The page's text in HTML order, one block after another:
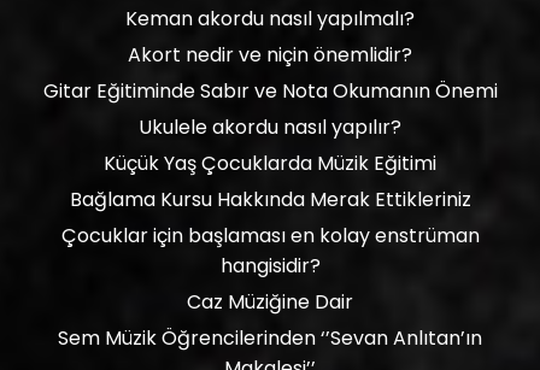
Keman akordu nasıl yapılmalı?
Akort nedir ve niçin önemlidir?
Gitar Eğitiminde Sabır ve Nota Okumanın Önemi
Ukulele akordu nasıl yapılır?
Küçük Yaş Çocuklarda Müzik Eğitimi
Bağlama Kursu Hakkında Merak Ettikleriniz
Çocuklar için başlaması en kolay enstrüman
hangisidir?
Caz Müziğine Dair
Sem Müzik Öğrencilerinden ‘’Sevan Anlıtan’ın